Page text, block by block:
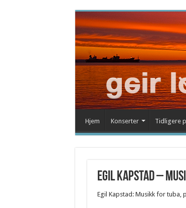
Hjem Konserter Tidligere
Egil Kapstad –
Egil Kapstad: Musikk for tuba,